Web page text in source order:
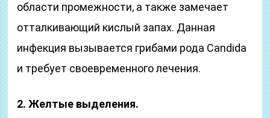
области промежности, а также замечает
отталкивающий кислый запах. Данная
инфекция вызывается грибами рода Candida
и требует своевременного лечения.
2. Желтые выделения.